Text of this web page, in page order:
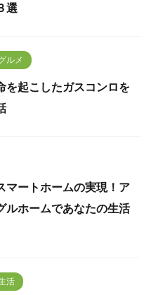
選
ルメ
を起こしたガスコンロを
マートホームの実現！ア
ルホームであなたの生活
活